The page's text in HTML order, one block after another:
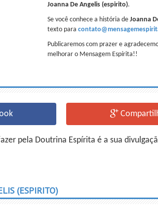
Joanna De Angelis (espirito).
Se você conhece a história de Joanna
texto para
Publicaremos com prazer e
melhorar o Mensagem Espírita!!
pela Doutrina Espírita é a sua
(ESPIRITO)